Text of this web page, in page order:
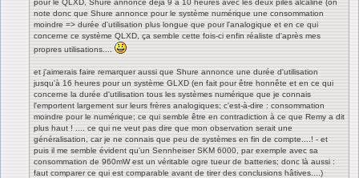
pour le QLXD, Shure annonce déjà 9 à 10 heures avec les deux piles alcaline (on
note donc que Shure annonce pour le système numérique une consommation
moindre => durée d'utilisation plus longue que pour l'analogique et en ce qui
concerne ce système QLXD, ça semble cette fois-ci enfin réaliste d'après mes
propres utilisations....
et j'aimerais faire remarquer aussi que Shure annonce une durée d'utilisation
jusqu'à 16 heures pour un système GLXD (en fait pour être honnête et en ce qui
concerne la durée d'utilisation tous les systèmes numérique que je connais
l'emportent largement sur leurs frères analogiques; c'est-à-dire : consommation
moindre pour le numérique; ce qui semble être en contradiction à ce que Remy a dit
plus haut ! .... ce qui ne veut pas dire que mon observation serait une
généralisation, car je ne connais que peu de systèmes en fin de compte....! - et
puis il me semble évident qu'un Sennheiser SKM 6000, par exemple avec sa
consommation de 960mW est un véritable ogre tueur de batteries; donc là aussi :
faut comparer ce qui est comparable avant de tirer des conclusions hâtives....)